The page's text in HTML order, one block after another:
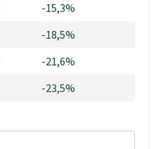
-15,3%
-18,5%
-21,6%
-23,5%